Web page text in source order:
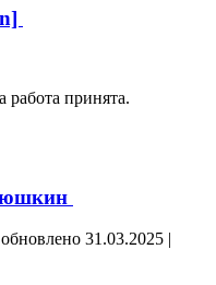
принята.
обновлено 31.03.2025 |